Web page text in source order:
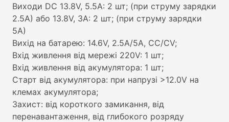
Виходи DC 13.8V, 5.5A: 2 шт; (при струму зарядки
2.5А) або 13.8V, 3A: 2 шт; (при струму зарядки
5А)
Вихід на батарею: 14.6V, 2.5A/5A, CC/CV;
Вхід живлення від мережі 220V: 1 шт;
Вхід живлення від акумулятора: 1 шт;
Старт від акумулятора: при напрузі >12.0V на
клемах акумулятора;
Захист: від короткого замикання, від
перенавантаження, від глибокого розряду